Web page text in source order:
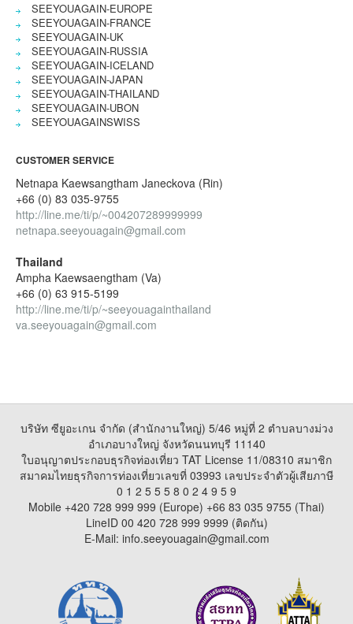
SEEYOUAGAIN-EUROPE
SEEYOUAGAIN-FRANCE
SEEYOUAGAIN-UK
SEEYOUAGAIN-RUSSIA
SEEYOUAGAIN-ICELAND
SEEYOUAGAIN-JAPAN
SEEYOUAGAIN-THAILAND
SEEYOUAGAIN-UBON
SEEYOUAGAINSWISS
CUSTOMER SERVICE
Netnapa Kaewsangtham Janeckova (Rin)
+66 (0) 83 035-9755
http://line.me/ti/p/~004207289999999
netnapa.seeyouagain@gmail.com
Thailand
Ampha Kaewsaengtham (Va)
+66 (0) 63 915-5199
http://line.me/ti/p/~seeyouagainthailand
va.seeyouagain@gmail.com
บริษัท ซียูอะเกน จำกัด (สำนักงานใหญ่) 5/46 หมู่ที่ 2 ตำบลบางม่วง
อำเภอบางใหญ่ จังหวัดนนทบุรี 11140
ใบอนุญาตประกอบธุรกิจท่องเที่ยว TAT License 11/08310 สมาชิก
สมาคมไทยธุรกิจการท่องเที่ยวเลขที่ 03993 เลขประจำตัวผู้เสียภาษี
0 1 2 5 5 5 8 0 2 4 9 5 9
Mobile +420 728 999 999 (Europe) +66 83 035 9755 (Thai)
LineID 00 420 728 999 9999 (ติดกัน)
E-Mail: info.seeyouagain@gmail.com